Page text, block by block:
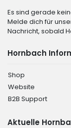
Es sind gerade
Melde dich für
Nachricht, sobald
Hornbach
Shop
Website
B2B Support
Aktuelle